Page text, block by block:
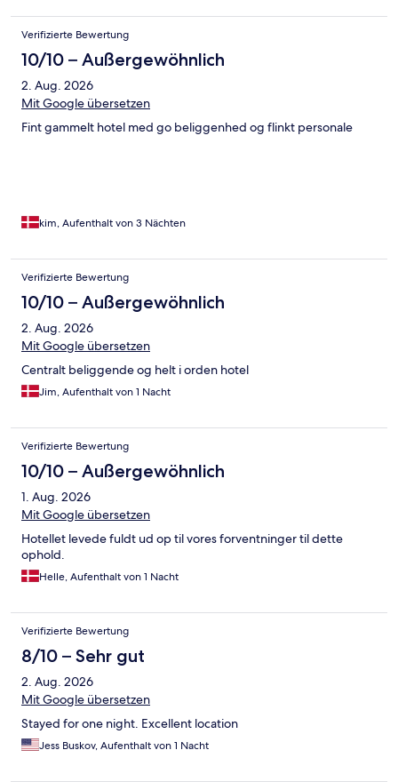
Verifizierte Bewertung
10/10 – Außergewöhnlich
2. Aug. 2026
Mit Google übersetzen
Fint gammelt hotel med go beliggenhed og flinkt personale
kim, Aufenthalt von 3 Nächten
Verifizierte Bewertung
10/10 – Außergewöhnlich
2. Aug. 2026
Mit Google übersetzen
Centralt beliggende og helt i orden hotel
Jim, Aufenthalt von 1 Nacht
Verifizierte Bewertung
10/10 – Außergewöhnlich
1. Aug. 2026
Mit Google übersetzen
Hotellet levede fuldt ud op til vores forventninger til dette
ophold.
Helle, Aufenthalt von 1 Nacht
Verifizierte Bewertung
8/10 – Sehr gut
2. Aug. 2026
Mit Google übersetzen
Stayed for one night. Excellent location
Jess Buskov, Aufenthalt von 1 Nacht